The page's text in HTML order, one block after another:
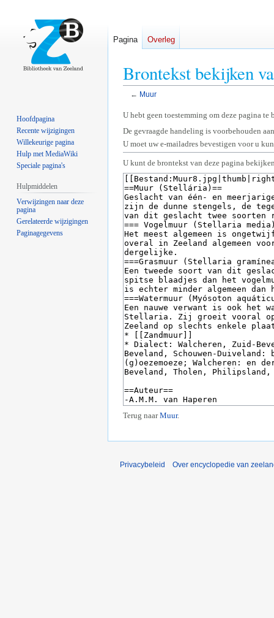
Brontekst bekijken
← Muur
Naar
navigatie
springen
Naar
zoeken
springen
U hebt geen toestemming om deze pagina te
De gevraagde handeling is voorbehouden
U moet uw e-mailadres bevestigen voor u
U kunt de brontekst van deze pagina
Terug naarMuur.
Pagina Overleg
Hoofdpagina
Recente wijzigingen
Willekeurige pagina
Hulp met MediaWiki
Speciale pagina's
Hulpmiddelen
Verwijzingen naar deze
pagina
Gerelateerde wijzigingen
Paginagegevens
Privacybeleid Over encyclopedie van